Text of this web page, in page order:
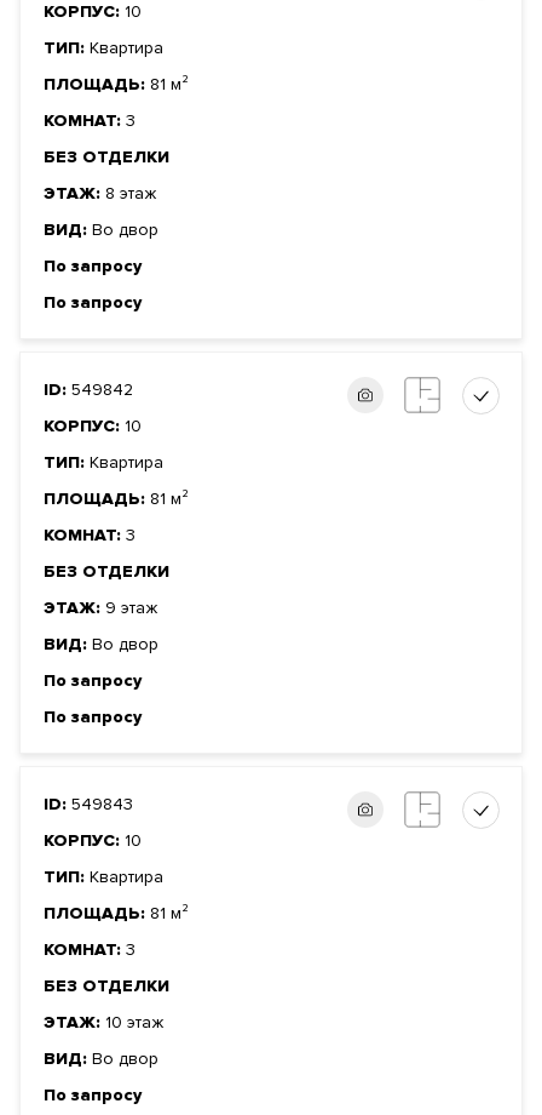
КОРПУС: 10
ТИП: Квартира
ПЛОЩАДЬ: 81 м²
КОМНАТ: 3
БЕЗ ОТДЕЛКИ
ЭТАЖ: 8 этаж
ВИД: Во двор
По запросу
По запросу
ID: 549842
КОРПУС: 10
ТИП: Квартира
ПЛОЩАДЬ: 81 м²
КОМНАТ: 3
БЕЗ ОТДЕЛКИ
ЭТАЖ: 9 этаж
ВИД: Во двор
По запросу
По запросу
ID: 549843
КОРПУС: 10
ТИП: Квартира
ПЛОЩАДЬ: 81 м²
КОМНАТ: 3
БЕЗ ОТДЕЛКИ
ЭТАЖ: 10 этаж
ВИД: Во двор
По запросу